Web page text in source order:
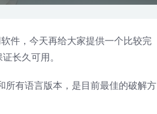
件，今天再给大家提供一个比较完
长久可用。
所有语言版本，是目前最佳的破解方